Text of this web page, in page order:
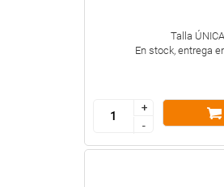
Talla ÚNICA
En stock, entrega
+
-
+
-